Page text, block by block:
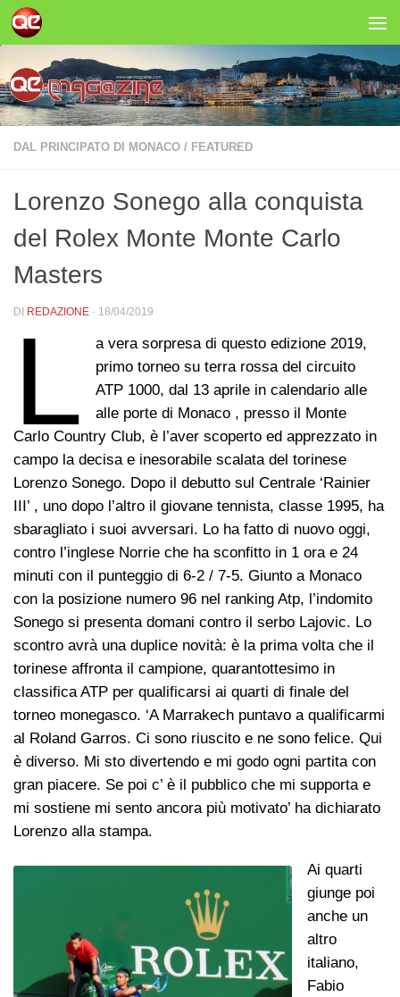
Salta al contenuto
DAL PRINCIPATO DI MONACO / FEATURED
Lorenzo Sonego alla conquista
del Rolex Monte Monte Carlo
Masters
DI REDAZIONE · 18/04/2019
L
a vera sorpresa di questo edizione 2019,
primo torneo su terra rossa del circuito
ATP 1000, dal 13 aprile in calendario alle
alle porte di Monaco , presso il Monte
Carlo Country Club, è l’aver scoperto ed apprezzato in
campo la decisa e inesorabile scalata del torinese
Lorenzo Sonego. Dopo il debutto sul Centrale ‘Rainier
III’ , uno dopo l’altro il giovane tennista, classe 1995, ha
sbaragliato i suoi avversari. Lo ha fatto di nuovo oggi,
contro l’inglese Norrie che ha sconfitto in 1 ora e 24
minuti con il punteggio di 6-2 / 7-5. Giunto a Monaco
con la posizione numero 96 nel ranking Atp, l’indomito
Sonego si presenta domani contro il serbo Lajovic. Lo
scontro avrà una duplice novità: è la prima volta che il
torinese affronta il campione, quarantottesimo in
classifica ATP per qualificarsi ai quarti di finale del
torneo monegasco. ‘A Marrakech puntavo a qualificarmi
al Roland Garros. Ci sono riuscito e ne sono felice. Qui
è diverso. Mi sto divertendo e mi godo ogni partita con
gran piacere. Se poi c’ è il pubblico che mi supporta e
mi sostiene mi sento ancora più motivato’ ha dichiarato
Lorenzo alla stampa.
Ai quarti
giunge poi
anche un
altro
italiano,
Fabio